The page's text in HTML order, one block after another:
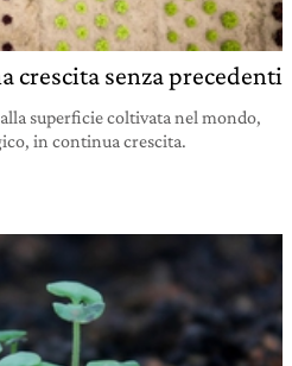
crescita senza precedenti
superficie coltivata nel mondo,
in continua crescita.